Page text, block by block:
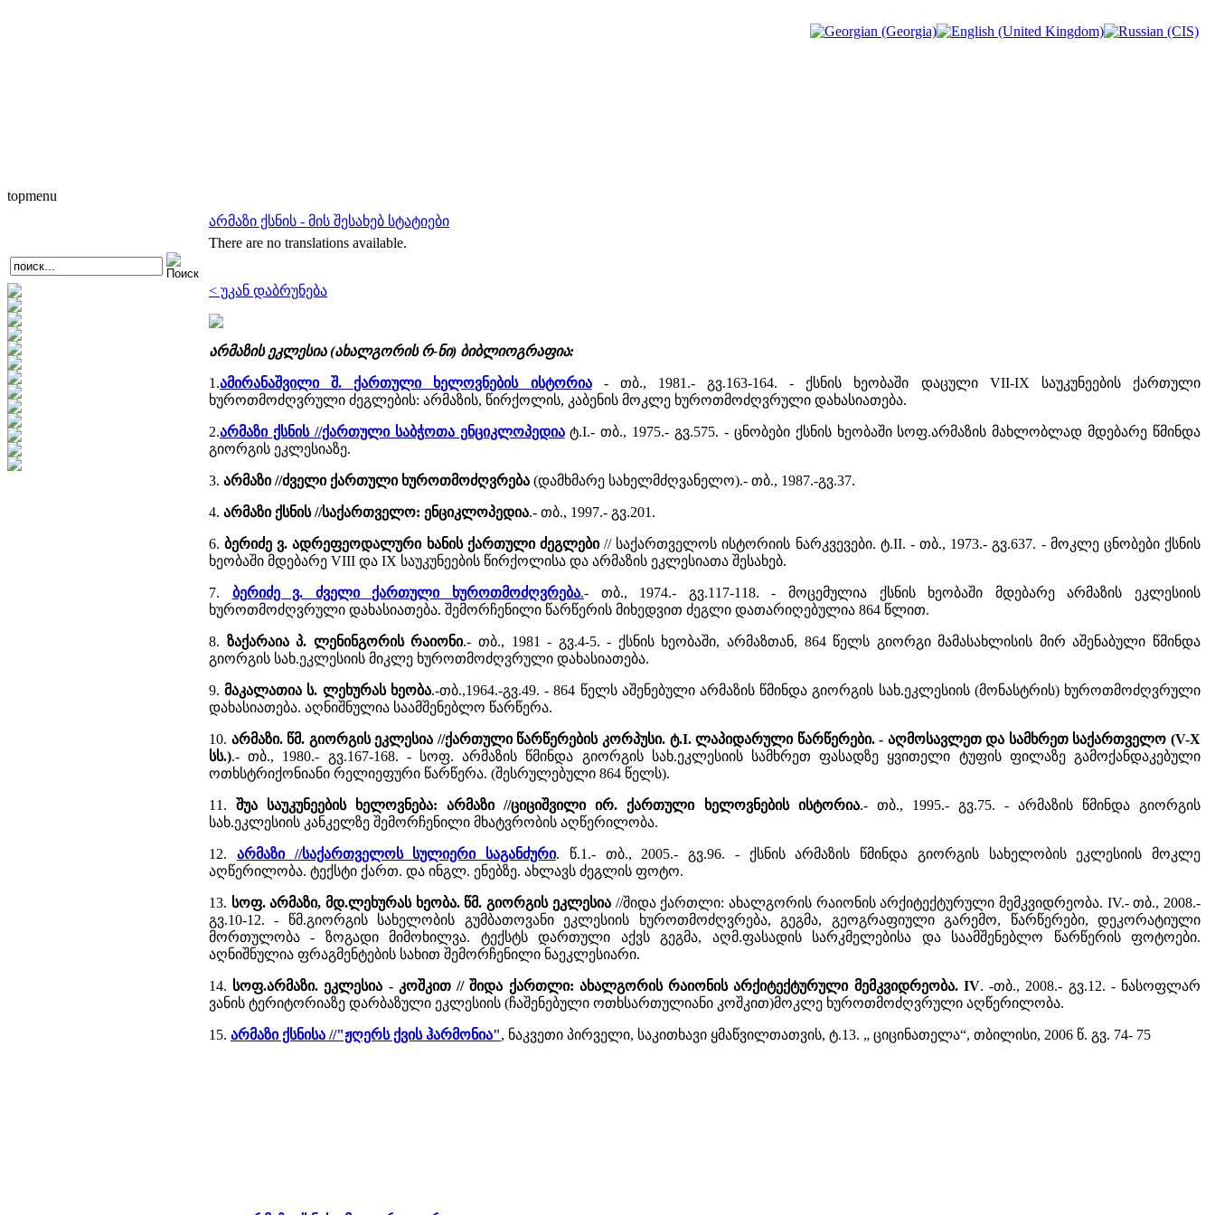
topmenu
არმაზი ქსნის - მის შესახებ სტატიები
There are no translations available.
< უკან დაბრუნება
არმაზის ეკლესია (ახალგორის რ-ნი) ბიბლიოგრაფია:
1.ამირანაშვილი შ. ქართული ხელოვნების ისტორია- თბ., 1981.- გვ.163-164. - ქსნის ხეობაში დაცული VII-IX საუკუნეების ქართული
ხუროთმოძღვრული ძეგლების: არმაზის, წირქოლის, კაბენის მოკლე ხუროთმოძღვრული დახასიათება.
2.არმაზი ქსნის //ქართული საბჭოთა ენციკლოპედიატ.I.- თბ., 1975.- გვ.575. - ცნობები ქსნის ხეობაში სოფ.არმაზის მახლობლად მდებარე წმინდა
გიორგის ეკლესიაზე.
3. არმაზი //ძველი ქართული ხუროთმოძღვრება (დამხმარე სახელმძღვანელო).- თბ., 1987.-გვ.37.
4. არმაზი ქსნის //საქართველო: ენციკლოპედია.- თბ., 1997.- გვ.201.
6.ბერიძე ვ. ადრეფეოდალური ხანის ქართული ძეგლები// საქართველოს ისტორიის ნარკვევები. ტ.II. - თბ., 1973.- გვ.637. - მოკლე ცნობები ქსნის
ხეობაში მდებარე VIII და IX საუკუნეების წირქოლისა და არმაზის ეკლესიათა შესახებ.
7. ბერიძე ვ. ძველი ქართული ხუროთმოძღვრება.- თბ., 1974.- გვ.117-118. - მოცემულია ქსნის ხეობაში მდებარე არმაზის ეკლესიის
ხუროთმოძღვრული დახასიათება. შემორჩენილი წარწერის მიხედვით ძეგლი დათარიღებულია 864 წლით.
8. ზაქარაია პ. ლენინგორის რაიონი.- თბ., 1981 - გვ.4-5. - ქსნის ხეობაში, არმაზთან, 864 წელს გიორგი მამასახლისის მირ აშენაბული წმინდა
გიორგის სახ.ეკლესიის მიკლე ხუროთმოძღვრული დახასიათება.
9.მაკალათია ს. ლეხურას ხეობა.-თბ.,1964.-გვ.49. - 864 წელს აშენებული არმაზის წმინდა გიორგის სახ.ეკლესიის (მონასტრის) ხუროთმოძღვრული
დახასიათება. აღნიშნულია საამშენებლო წარწერა.
10. არმაზი. წმ. გიორგის ეკლესია //ქართული წარწერების კორპუსი. ტ.I. ლაპიდარული წარწერები. - აღმოსავლეთ და სამხრეთ საქართველო (V-X
სს.).- თბ., 1980.- გვ.167-168. - სოფ. არმაზის წმინდა გიორგის სახ.ეკლესიის სამხრეთ ფასადზე ყვითელი ტუფის ფილაზე გამოქანდაკებული
ოთხსტრიქონიანი რელიეფური წარწერა. (შესრულებული 864 წელს).
11. შუა საუკუნეების ხელოვნება: არმაზი //ციციშვილი ირ. ქართული ხელოვნების ისტორია.- თბ., 1995.- გვ.75. - არმაზის წმინდა გიორგის
სახ.ეკლესიის კანკელზე შემორჩენილი მხატვრობის აღწერილობა.
12. არმაზი //საქართველოს სულიერი საგანძური. წ.1.- თბ., 2005.- გვ.96. - ქსნის არმაზის წმინდა გიორგის სახელობის ეკლესიის მოკლე
აღწერილობა. ტექსტი ქართ. და ინგლ. ენებზე. ახლავს ძეგლის ფოტო.
13. სოფ. არმაზი, მდ.ლეხურას ხეობა. წმ. გიორგის ეკლესია//შიდა ქართლი: ახალგორის რაიონის არქიტექტურული მემკვიდრეობა. IV.- თბ., 2008.-
გვ.10-12. - წმ.გიორგის სახელობის გუმბათოვანი ეკლესიის ხუროთმოძღვრება, გეგმა, გეოგრაფიული გარემო, წარწერები, დეკორატიული
მორთულობა - ზოგადი მიმოხილვა. ტექსტს დართული აქვს გეგმა, აღმ.ფასადის სარკმელებისა და საამშენებლო წარწერის ფოტოები.
აღნიშნულია ფრაგმენტების სახით შემორჩენილი ნაეკლესიარი.
14. სოფ.არმაზი. ეკლესია - კოშკით // შიდა ქართლი: ახალგორის რაიონის არქიტექტურული მემკვიდრეობა. IV. -თბ., 2008.- გვ.12. - ნასოფლარ
ვანის ტერიტორიაზე დარბაზული ეკლესიის (ჩაშენებული ოთხსართულიანი კოშკით)მოკლე ხუროთმოძღვრული აღწერილობა.
15. არმაზი ქსნისა //"ჟღერს ქვის ჰარმონია", ნაკვეთი პირველი, საკითხავი ყმაწვილთათვის, ტ.13. „ ციცინათელა“, თბილისი, 2006 წ. გვ. 74- 75